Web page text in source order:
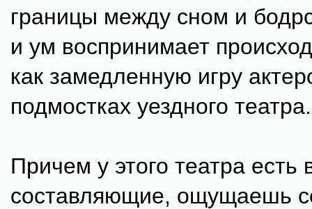
границы между сном и
и ум воспринимает
как замедленную игру
подмостках уездного театра.
Причем у этого театра есть
составляющие, ощущаешь